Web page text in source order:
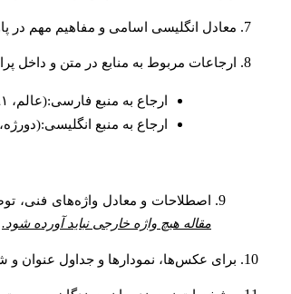
معادل انگلیسی اسامی و مفاهیم مهم در
ارجاعات مربوط به منابع در متن و داخل
ارجاع به منبع فارسی:(عالم، ۱۳۹۱: ۱۰۳)
ارجاع به منبع انگلیسی:(دورژه، ۲۰۰۲: ۳۲۶-۳۲۷)
اصطلاحات و معادل واژه‌های فنی،
مقاله هیچ واژه خارجی نباید آورده شود.
برای عکس‌ها، نمودارها و جداول عنوان و